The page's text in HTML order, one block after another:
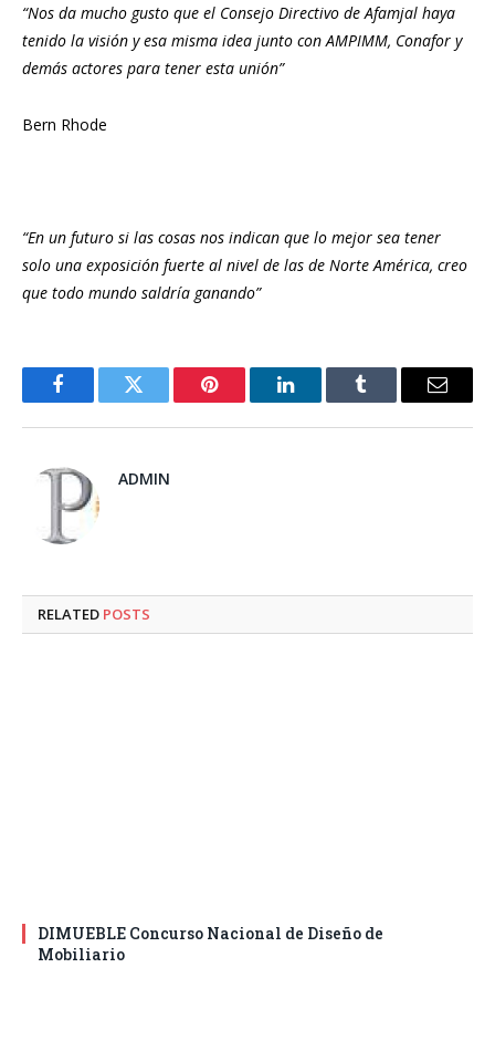
“Nos da mucho gusto que el Consejo Directivo de Afamjal haya
tenido la visión y esa misma idea junto con AMPIMM, Conafor y
demás actores para tener esta unión”
Bern Rhode
“En un futuro si las cosas nos indican que lo mejor sea tener
solo una exposición fuerte al nivel de las de Norte América, creo
que todo mundo saldría ganando”
FacebookTwitter Pinterest LinkedInTumblr Email
ADMIN
RELATED POSTS
DIMUEBLE Concurso Nacional de Diseño de
Mobiliario